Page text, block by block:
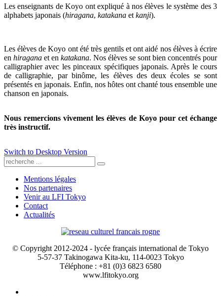
Les enseignants de Koyo ont expliqué à nos élèves le système des 3
alphabets japonais (hiragana, katakana et kanji).
Les élèves de Koyo ont été très gentils et ont aidé nos élèves à écrire
en hiragana et en katakana. Nos élèves se sont bien concentrés pour
calligraphier avec les pinceaux spécifiques japonais. Après le cours
de calligraphie, par binôme, les élèves des deux écoles se sont
présentés en japonais. Enfin, nos hôtes ont chanté tous ensemble une
chanson en japonais.
Nous remercions vivement les élèves de Koyo pour cet échange
très instructif.
Switch to Desktop Version
Mentions légales
Nos partenaires
Venir au LFI Tokyo
Contact
Actualités
© Copyright 2012-2024 - lycée français international de Tokyo
5-57-37 Takinogawa Kita-ku, 114-0023 Tokyo
Téléphone : +81 (0)3 6823 6580
www.lfitokyo.org